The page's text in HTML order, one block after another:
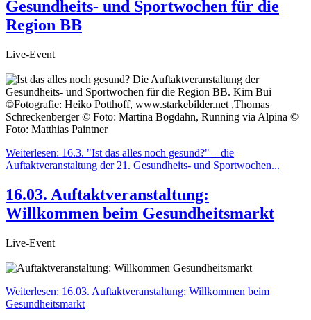
Gesundheits- und Sportwochen für die
Region BB
Live-Event
Weiterlesen: 16.3. "Ist das alles noch gesund?" – die
Auftaktveranstaltung der 21. Gesundheits- und Sportwochen...
16.03. Auftaktveranstaltung:
Willkommen beim Gesundheitsmarkt
Live-Event
Weiterlesen: 16.03. Auftaktveranstaltung: Willkommen beim
Gesundheitsmarkt